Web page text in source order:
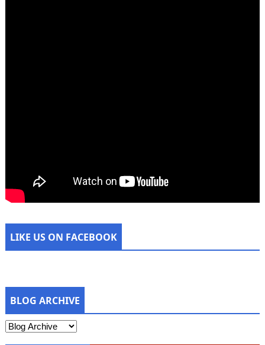
LIKE US ON FACEBOOK
BLOG ARCHIVE